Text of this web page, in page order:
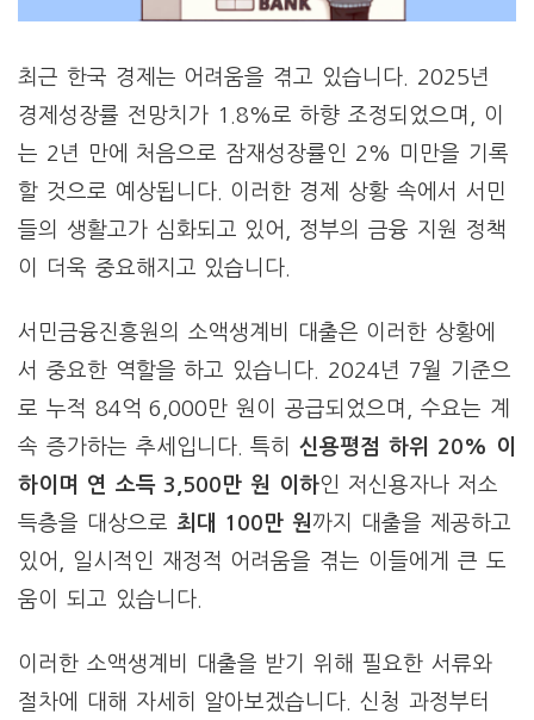
최근 한국 경제는 어려움을 겪고 있습니다. 2025년
경제성장률 전망치가 1.8%로 하향 조정되었으며, 이
는 2년 만에 처음으로 잠재성장률인 2% 미만을 기록
할 것으로 예상됩니다. 이러한 경제 상황 속에서 서민
들의 생활고가 심화되고 있어, 정부의 금융 지원 정책
이 더욱 중요해지고 있습니다.
서민금융진흥원의 소액생계비 대출은 이러한 상황에
서 중요한 역할을 하고 있습니다. 2024년 7월 기준으
로 누적 84억 6,000만 원이 공급되었으며, 수요는 계
속 증가하는 추세입니다. 특히신용평점 하위 20% 이
하이며 연 소득 3,500만 원 이하인 저신용자나 저소
득층을 대상으로 최대 100만 원까지 대출을 제공하고
있어, 일시적인 재정적 어려움을 겪는 이들에게 큰 도
움이 되고 있습니다.
이러한 소액생계비 대출을 받기 위해 필요한 서류와
절차에 대해 자세히 알아보겠습니다. 신청 과정부터